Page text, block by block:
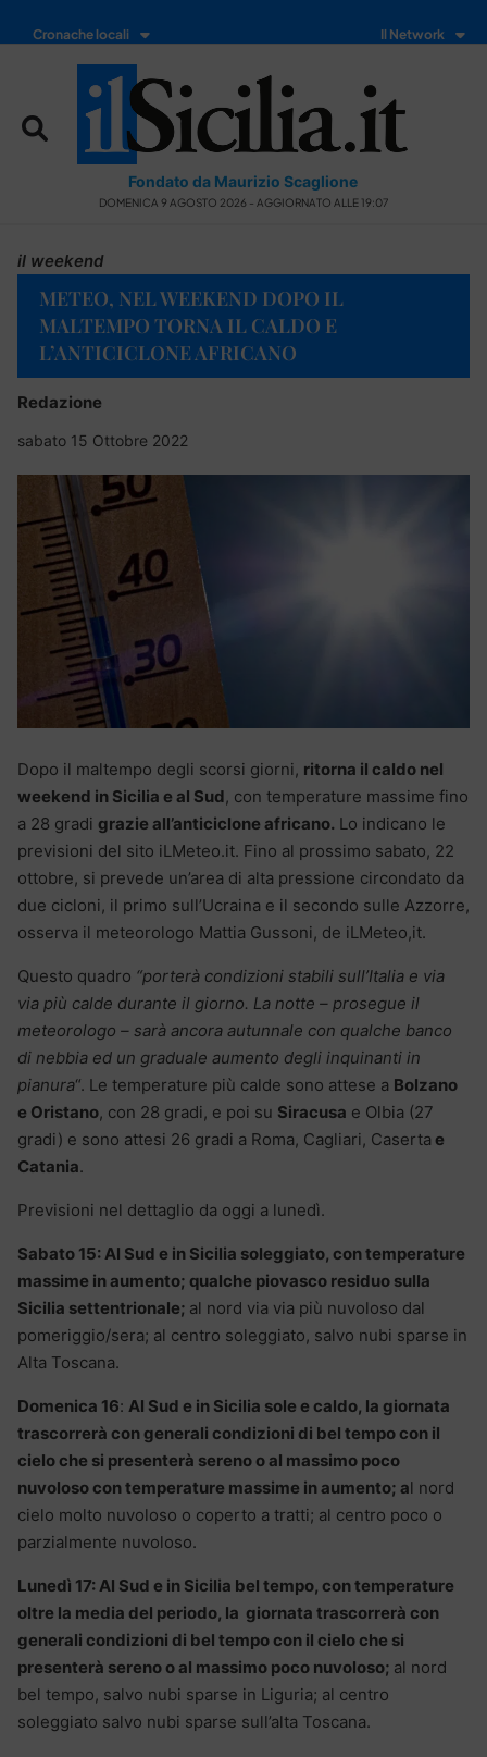
Cronache locali Il Network
Fondato da Maurizio Scaglione
DOMENICA 9 AGOSTO 2026 - AGGIORNATO ALLE 19:07
il weekend
METEO, NEL WEEKEND DOPO IL
MALTEMPO TORNA IL CALDO E
L’ANTICICLONE AFRICANO
Redazione
sabato 15 Ottobre 2022
Dopo il maltempo degli scorsi giorni, ritorna il caldo nel
weekend in Sicilia e al Sud, con temperature massime fino
a 28 gradi grazie all’anticiclone africano. Lo indicano le
previsioni del sito iLMeteo.it. Fino al prossimo sabato, 22
ottobre, si prevede un’area di alta pressione circondato da
due cicloni, il primo sull’Ucraina e il secondo sulle Azzorre,
osserva il meteorologo Mattia Gussoni, de iLMeteo,it.
Questo quadro “porterà condizioni stabili sull’Italia e via
via più calde durante il giorno. La notte – prosegue il
meteorologo – sarà ancora autunnale con qualche banco
di nebbia ed un graduale aumento degli inquinanti in
pianura“. Le temperature più calde sono attese a Bolzano
e Oristano, con 28 gradi, e poi su Siracusa e Olbia (27
gradi) e sono attesi 26 gradi a Roma, Cagliari, Caserta e
Catania.
Previsioni nel dettaglio da oggi a lunedì.
Sabato 15:Al Sud e in Sicilia soleggiato, con temperature
massime in aumento; qualche piovasco residuo sulla
Sicilia settentrionale; al nord via via più nuvoloso dal
pomeriggio/sera; al centro soleggiato, salvo nubi sparse in
Alta Toscana.
Domenica 16: Al Sud e in Sicilia sole e caldo, la giornata
trascorrerà con generali condizioni di bel tempo con il
cielo che si presenterà sereno o al massimo poco
nuvoloso con temperature massime in aumento; al nord
cielo molto nuvoloso o coperto a tratti; al centro poco o
parzialmente nuvoloso.
Lunedì 17:Al Sud e in Sicilia bel tempo, con temperature
oltre la media del periodo, la giornata trascorrerà con
generali condizioni di bel tempo con il cielo che si
presenterà sereno o al massimo poco nuvoloso; al nord
bel tempo, salvo nubi sparse in Liguria; al centro
soleggiato salvo nubi sparse sull’alta Toscana.